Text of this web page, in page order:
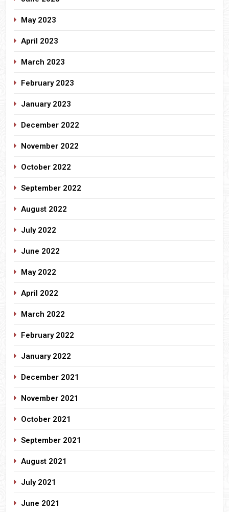
May 2023
April 2023
March 2023
February 2023
January 2023
December 2022
November 2022
October 2022
September 2022
August 2022
July 2022
June 2022
May 2022
April 2022
March 2022
February 2022
January 2022
December 2021
November 2021
October 2021
September 2021
August 2021
July 2021
June 2021